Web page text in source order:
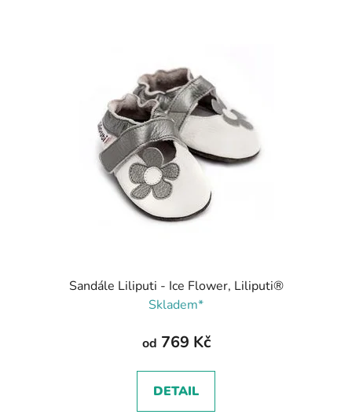
Sandále Liliputi - Ice Flower, Liliputi®
Skladem*
od 769 Kč
DETAIL